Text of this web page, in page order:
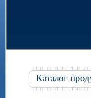
Каталог